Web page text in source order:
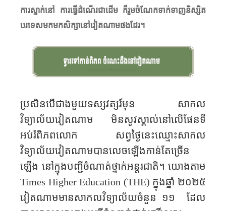
ការស្នាក់នៅ ការធ្វើដំណើរជាដើម ក៏រួមចំណែកទាក់ទាញនិស្សិត
បរទេសមកមកសិក្សានៅវៀតណាមផងដែរ។
ប្រសិនបើជាងមួយទស្សវត្សរ៍មុន សាកល
វិទ្យាល័យវៀតណាម ​មិនសូវស្គាល់នៅលើផែនទី
អប់រំពិភពលោក សព្វថ្ងៃនេះឈ្មោះសាកល
វិទ្យាល័យវៀតណាមបានលេចឡើងកាន់តែច្រើន
ឡើង នៅក្នុងបញ្ជីចំណាត់ថ្នាក់អន្តរជាតិ។ យោងតាម
​​Times Higher Education (THE) ក្នុងឆ្នាំ ២០២៥
វៀតណាមមានសាកលវិទ្យាល័យចំនួន​ ១១ ដែល